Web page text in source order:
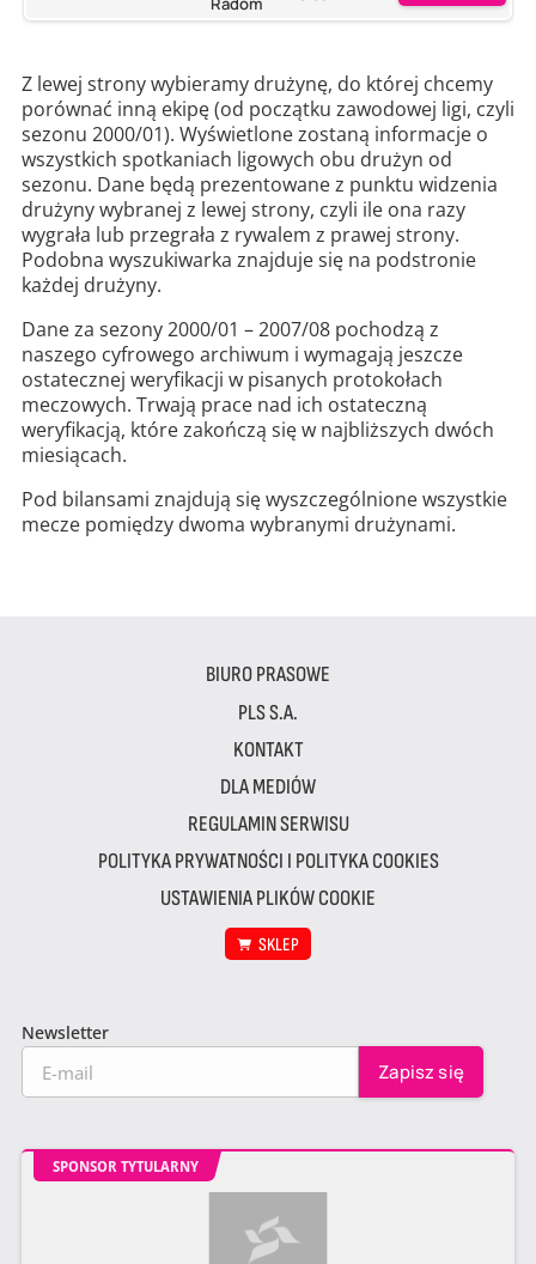
Z lewej strony wybieramy drużynę, do której chcemy
porównać inną ekipę (od początku zawodowej ligi, czyli
sezonu 2000/01). Wyświetlone zostaną informacje o
wszystkich spotkaniach ligowych obu drużyn od
sezonu. Dane będą prezentowane z punktu widzenia
drużyny wybranej z lewej strony, czyli ile ona razy
wygrała lub przegrała z rywalem z prawej strony.
Podobna wyszukiwarka znajduje się na podstronie
każdej drużyny.
Dane za sezony 2000/01 – 2007/08 pochodzą z
naszego cyfrowego archiwum i wymagają jeszcze
ostatecznej weryfikacji w pisanych protokołach
meczowych. Trwają prace nad ich ostateczną
weryfikacją, które zakończą się w najbliższych dwóch
miesiącach.
Pod bilansami znajdują się wyszczególnione wszystkie
mecze pomiędzy dwoma wybranymi drużynami.
BIURO PRASOWE
PLS S.A.
KONTAKT
DLA MEDIÓW
REGULAMIN SERWISU
POLITYKA PRYWATNOŚCI I POLITYKA COOKIES
USTAWIENIA PLIKÓW COOKIE
SKLEP
Newsletter
SPONSOR TYTULARNY